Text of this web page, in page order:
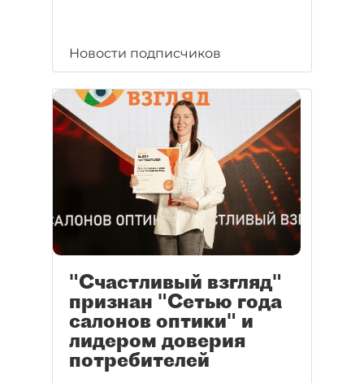
Новости подписчиков
"Счастливый взгляд"
признан "Сетью года
салонов оптики" и
лидером доверия
потребителей